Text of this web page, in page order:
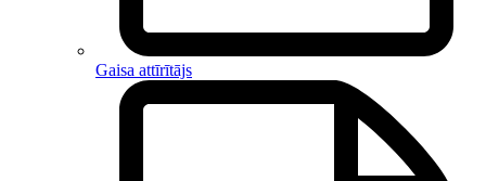
Gaisa attīrītājs